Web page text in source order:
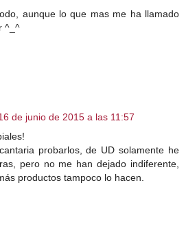
aunque lo que mas me ha llamado
^_^
de junio de 2015 a las 11:57
probarlos, de UD solamente he
pero no me han dejado indiferente,
productos tampoco lo hacen.